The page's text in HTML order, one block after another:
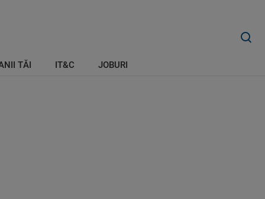
TĂI IT&C JOBURI